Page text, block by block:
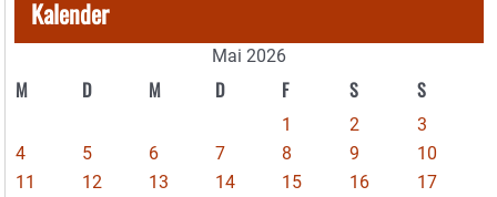
Kalender
Mai 2026
M D M D F S S
1 2
3
4
5 6 7 8 9
10
11
12 13 14 15 16
17